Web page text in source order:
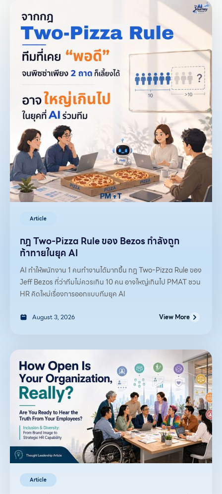
Article
กฎ Two-Pizza Rule ของ Bezos กำลังถูก
ท้าทายในยุค AI
AI ทำให้พนักงาน 1 คนทำงานได้มากขึ้น กฎ Two-Pizza Rule ของ
Jeff Bezos ที่ว่าทีมไม่ควรเกิน 10 คน อาจใหญ่เกินไป PMAT ชวน
HR คิดใหม่เรื่องการออกแบบทีมยุค AI
August 3, 2026 View More
Article